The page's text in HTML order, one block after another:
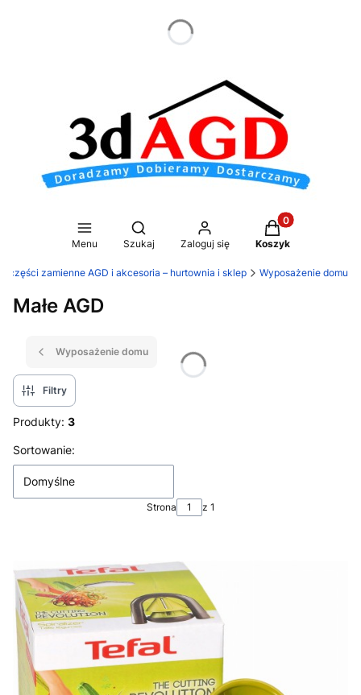
dnia
Menu
Otwórz wyszukiwarkę
Szukaj Zaloguj się
Produkty w
Koszyk
części zamienne AGD i akcesoria – hurtownia i sklep Wyposażenie domu
Małe AGD
Wyposażenie domu
Filtry
Produkty: 3
Lista produktów
Sortowanie:
Domyślne
Strona z 1